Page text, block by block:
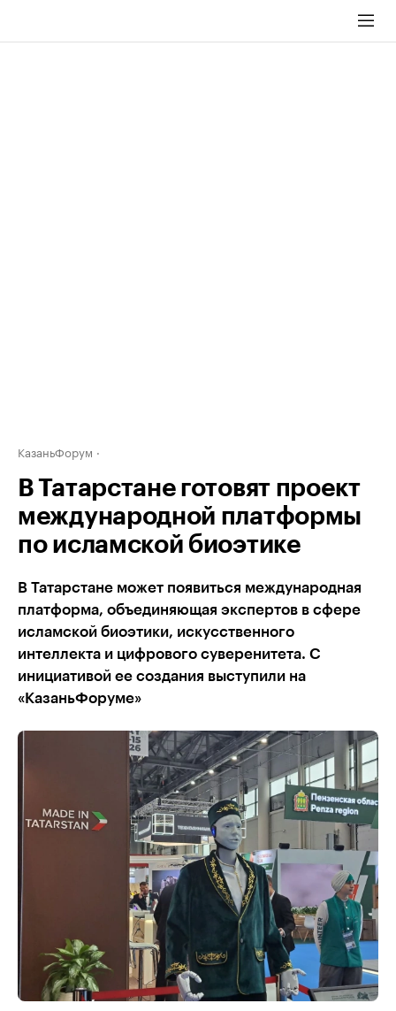
КазаньФорум
В Татарстане готовят проект
международной платформы
по исламской биоэтике
В Татарстане может появиться международная
платформа, объединяющая экспертов в сфере
исламской биоэтики, искусственного
интеллекта и цифрового суверенитета. С
инициативой ее создания выступили на
«КазаньФоруме»